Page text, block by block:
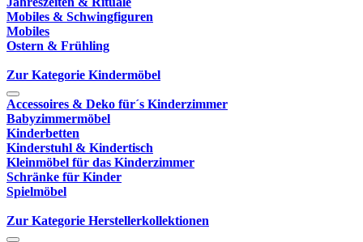
Mobiles & Schwingfiguren
Mobiles
Ostern & Frühling
Zur Kategorie Kindermöbel
Accessoires & Deko für´s Kinderzimmer
Babyzimmermöbel
Kinderbetten
Kinderstuhl & Kindertisch
Kleinmöbel für das Kinderzimmer
Schränke für Kinder
Spielmöbel
Zur Kategorie Herstellerkollektionen